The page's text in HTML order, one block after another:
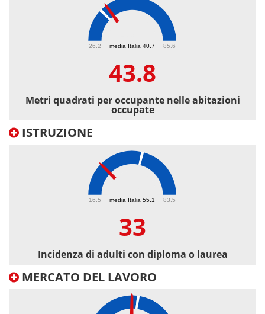
media Italia 40.7
26.2 85.6
43.8
Metri quadrati per occupante nelle abitazioni
occupate
ISTRUZIONE
media Italia 55.1
16.5 83.5
33
Incidenza di adulti con diploma o laurea
MERCATO DEL LAVORO